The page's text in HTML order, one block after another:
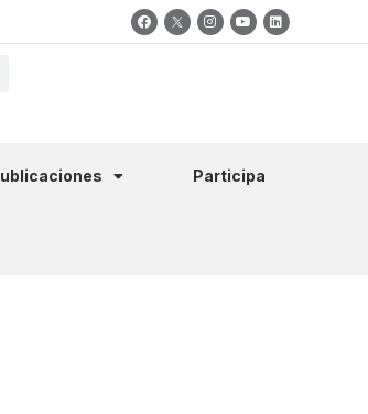
Participa